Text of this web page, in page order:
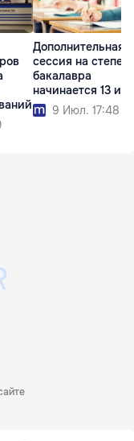
Дополнительная
сессия на
бакалавра
начинается 13
9 Июл. 17:48